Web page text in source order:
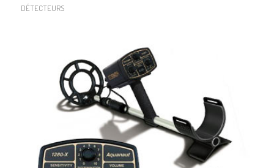
DÉTECTEURS